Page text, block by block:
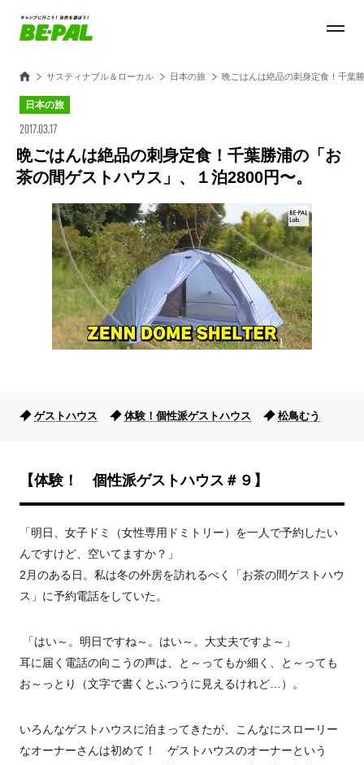
サスティナブル＆ローカル 日本の旅 晩ごはんは絶品の刺身定食！千葉
日本の旅
2017.03.17
晩ごはんは絶品の刺身定食！千葉勝浦の「お
茶の間ゲストハウス」、１泊2800円〜。
ゲストハウス 体験！個性派ゲストハウス 松鳥むう
【体験！ 個性派ゲストハウス＃９】
「明日、女子ドミ（女性専用ドミトリー）を一人で予約したい
んですけど、空いてますか？」
2月のある日。私は冬の外房を訪れるべく「お茶の間ゲストハウ
ス」に予約電話をしていた。
「はい～。明日ですね～。はい～。大丈夫ですよ～」
耳に届く電話の向こうの声は、と～ってもか細く、と～っても
お～っとり（文字で書くとふつうに見えるけれど…）。
いろんなゲストハウスに泊まってきたが、こんなにスローリー
なオーナーさんは初めて！ ゲストハウスのオーナーという